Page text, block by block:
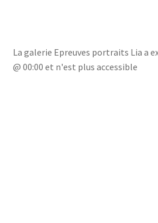
La galerie Epreuves portraits Lia a
@ 00:00 et n'est plus accessible